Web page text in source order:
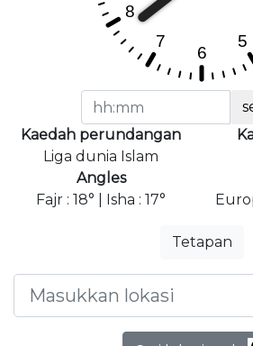
Kaedah perundangan
Liga dunia Islam
Angles
Fajr : 18° | Isha : 17°
Tetapan